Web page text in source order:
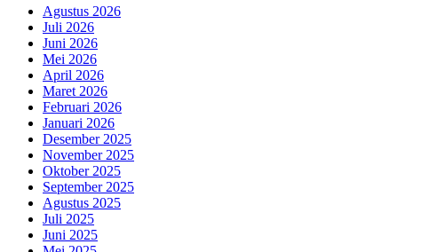
Agustus 2026
Juli 2026
Juni 2026
Mei 2026
April 2026
Maret 2026
Februari 2026
Januari 2026
Desember 2025
November 2025
Oktober 2025
September 2025
Agustus 2025
Juli 2025
Juni 2025